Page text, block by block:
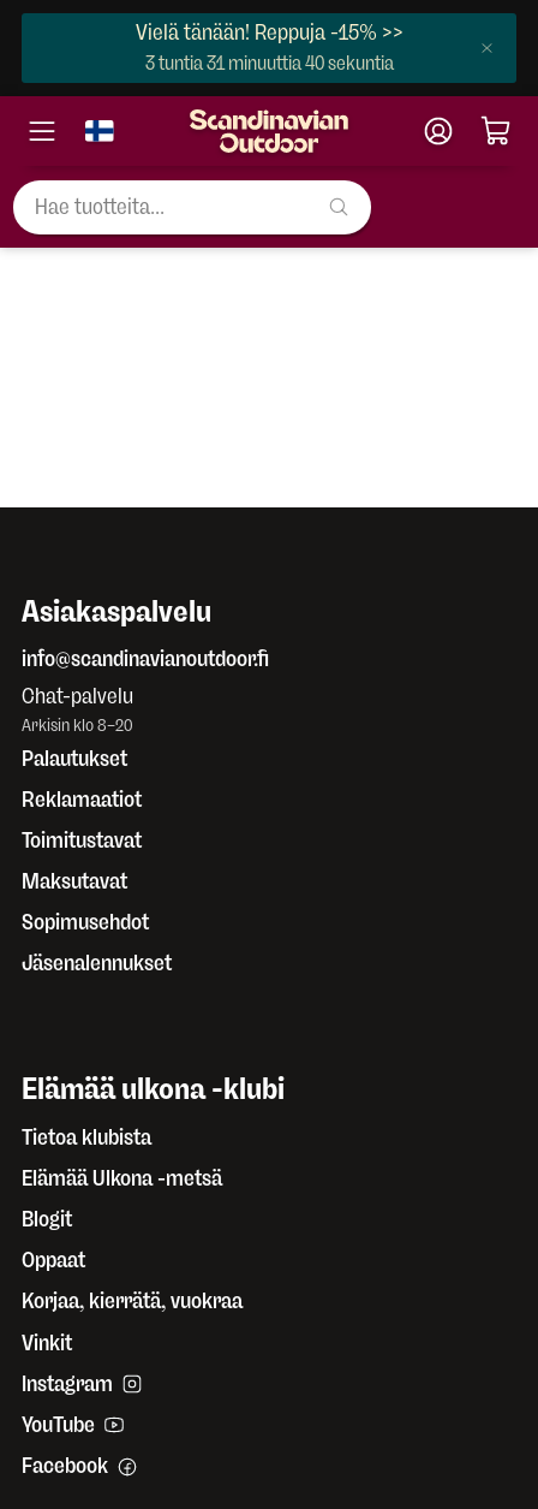
Vielä tänään! Reppuja -15% >>
3 tuntia 31 minuuttia 40 sekuntia
Asiakaspalvelu
info@scandinavianoutdoor.fi
Chat-palvelu
Arkisin klo 8–20
Palautukset
Reklamaatiot
Toimitustavat
Maksutavat
Sopimusehdot
Jäsenalennukset
Elämää ulkona -klubi
Tietoa klubista
Elämää Ulkona -metsä
Blogit
Oppaat
Korjaa, kierrätä, vuokraa
Vinkit
Instagram
YouTube
Facebook